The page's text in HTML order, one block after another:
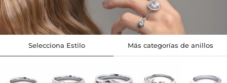
Selecciona Estilo Más categorías de anillos